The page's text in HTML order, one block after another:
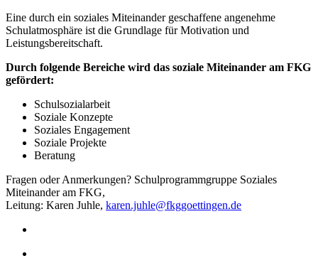
Eine durch ein soziales Miteinander geschaffene angenehme
Schulatmosphäre ist die Grundlage für Motivation und
Leistungsbereitschaft.
Durch folgende Bereiche wird das soziale Miteinander am FKG
gefördert:
Schulsozialarbeit
Soziale Konzepte
Soziales Engagement
Soziale Projekte
Beratung
Fragen oder Anmerkungen? Schulprogrammgruppe Soziales
Miteinander am FKG,
Leitung: Karen Juhle, karen.juhle@fkggoettingen.de